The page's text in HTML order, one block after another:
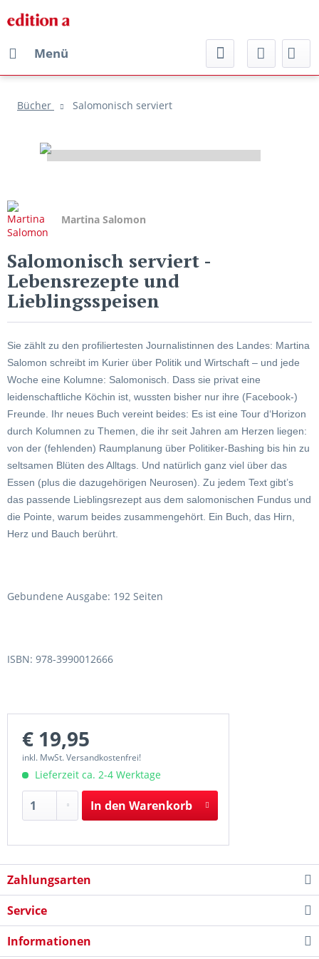
Menü
Bücher Salomonisch serviert
Martina Salomon
Salomonisch serviert -
Lebensrezepte und
Lieblingsspeisen
Sie zählt zu den profiliertesten Journalistinnen des Landes: Martina
Salomon schreibt im Kurier über Politik und Wirtschaft – und jede
Woche eine Kolumne: Salomonisch. Dass sie privat eine
leidenschaftliche Köchin ist, wussten bisher nur ihre (Facebook-)
Freunde. Ihr neues Buch vereint beides: Es ist eine Tour d‘Horizon
durch Kolumnen zu Themen, die ihr seit Jahren am Herzen liegen:
von der (fehlenden) Raumplanung über Politiker-Bashing bis hin zu
seltsamen Blüten des Alltags. Und natürlich ganz viel über das
Essen (plus die dazugehörigen Neurosen). Zu jedem Text gibt’s
das passende Lieblingsrezept aus dem salomonischen Fundus und
die Pointe, warum beides zusammengehört. Ein Buch, das Hirn,
Herz und Bauch berührt.
Gebundene Ausgabe: 192 Seiten
ISBN: 978-3990012666
€ 19,95
inkl. MwSt. Versandkostenfrei!
Lieferzeit ca. 2-4 Werktage
In den Warenkorb
Zahlungsarten
Service
Informationen